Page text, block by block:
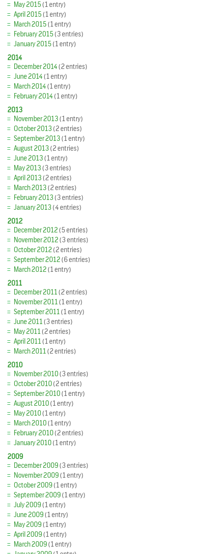
May 2015(1 entry)
April 2015(1 entry)
March 2015(1 entry)
February 2015(3 entries)
January 2015(1 entry)
2014
December 2014(2 entries)
June 2014(1 entry)
March 2014(1 entry)
February 2014(1 entry)
2013
November 2013(1 entry)
October 2013(2 entries)
September 2013(1 entry)
August 2013(2 entries)
June 2013(1 entry)
May 2013(3 entries)
April 2013(2 entries)
March 2013(2 entries)
February 2013(3 entries)
January 2013(4 entries)
2012
December 2012(5 entries)
November 2012(3 entries)
October 2012(2 entries)
September 2012(6 entries)
March 2012(1 entry)
2011
December 2011(2 entries)
November 2011(1 entry)
September 2011(1 entry)
June 2011(3 entries)
May 2011(2 entries)
April 2011(1 entry)
March 2011(2 entries)
2010
November 2010(3 entries)
October 2010(2 entries)
September 2010(1 entry)
August 2010(1 entry)
May 2010(1 entry)
March 2010(1 entry)
February 2010(2 entries)
January 2010(1 entry)
2009
December 2009(3 entries)
November 2009(1 entry)
October 2009(1 entry)
September 2009(1 entry)
July 2009(1 entry)
June 2009(1 entry)
May 2009(1 entry)
April 2009(1 entry)
March 2009(1 entry)